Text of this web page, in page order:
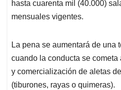
hasta cuarenta mil (40.000)
mensuales vigentes.
La pena se aumentará de una
cuando la conducta se
y comercialización de aletas
(tiburones, rayas o quimeras).